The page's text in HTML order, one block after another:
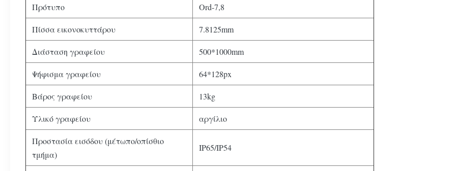
Πρότυπο Ord-7,8
Πίσσα εικονοκυττάρου 7.8125mm
Διάσταση γραφείου 500*1000mm
Ψήφισμα γραφείου 64*128px
Βάρος γραφείου 13kg
Υλικό γραφείου αργίλιο
Προστασία εισόδου (μέτωπο/οπίσθιο
τμήμα)
IP65/IP54